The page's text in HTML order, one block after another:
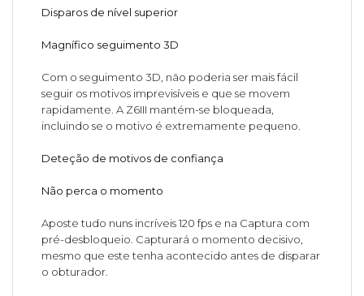
Disparos de nível superior
Magnífico seguimento 3D
Com o seguimento 3D, não poderia ser mais fácil
seguir os motivos imprevisíveis e que se movem
rapidamente. A Z6III mantém-se bloqueada,
incluindo se o motivo é extremamente pequeno.
Deteção de motivos de confiança
Não perca o momento
Aposte tudo nuns incríveis 120 fps e na Captura com
pré-desbloqueio. Capturará o momento decisivo,
mesmo que este tenha acontecido antes de disparar
o obturador.